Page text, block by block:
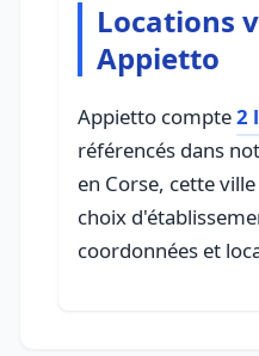
Locations
Appietto
Appietto compte2
référencés dans
en Corse, cette
choix
coordonnées et